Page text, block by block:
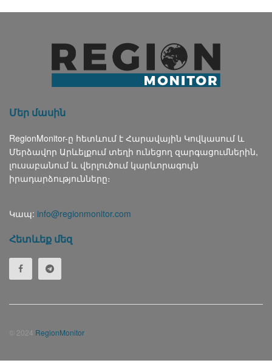
Մեր մասին
RegionMonitor-ը հետևում է Հարավային Կովկասում և
Մերձավոր Արևելքում տեղի ունեցող զարգացումներին,
լուսաբանում և վերլուծում կարևորագույն
իրադարձությունները։
Կապ: info@regionmonitor.com
Հետևեք մեզ
© 2024 RegionMonitor